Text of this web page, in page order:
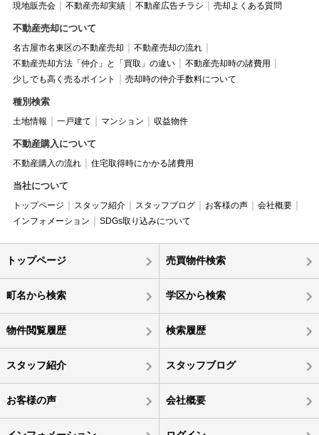
現地販売会 不動産売却実績 不動産広告チラシ 売却よくある質問
不動産売却について
名古屋市名東区の不動産売却
不動産売却の流れ
不動産売却方法「仲介」と「買取」の違い
不動産売却時の諸費用
少しでも高く売るポイント
売却時の仲介手数料について
種別検索
土地情報 一戸建て マンション 収益物件
不動産購入について
不動産購入の流れ 住宅取得時にかかる諸費用
当社について
トップページ スタッフ紹介 スタッフブログ お客様の声
会社概要
インフォメーション
SDGs取り込みについて
トップページ 売買物件検索
町名から検索 学区から検索
物件閲覧履歴 検索履歴
スタッフ紹介 スタッフブログ
お客様の声 会社概要